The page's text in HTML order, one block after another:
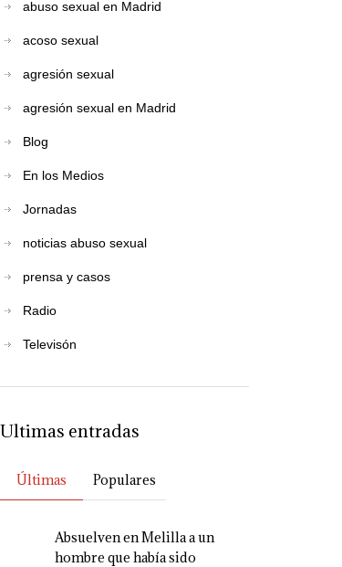
abuso sexual en Madrid
acoso sexual
agresión sexual
agresión sexual en Madrid
Blog
En los Medios
Jornadas
noticias abuso sexual
prensa y casos
Radio
Televisón
Ultimas entradas
Últimas Populares
Absuelven en Melilla a un
hombre que había sido